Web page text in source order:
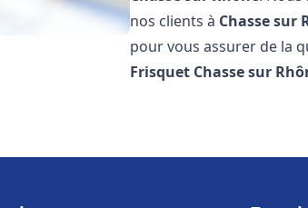
nos clients à Chasse sur
pour vous assurer de la
Frisquet Chasse sur